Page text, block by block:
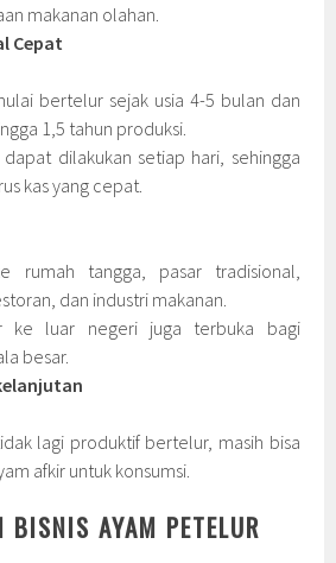
makanan olahan.
Cepat
bertelur sejak usia 4-5 bulan dan
1,5 tahun produksi.
dilakukan setiap hari, sehingga
kas yang cepat.
rumah tangga, pasar tradisional,
dan industri makanan.
ke luar negeri juga terbuka bagi
besar.
lagi produktif bertelur, masih bisa
afkir untuk konsumsi.
BISNIS AYAM PETELUR